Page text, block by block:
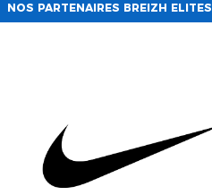
NOS PARTENAIRES BREIZH ELITES